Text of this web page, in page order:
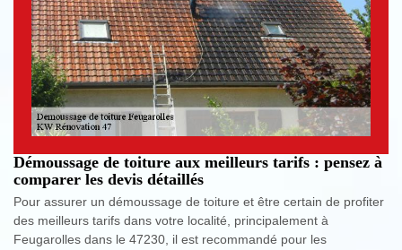
Démoussage de toiture aux meilleurs tarifs : pensez à
comparer les devis détaillés
Pour assurer un démoussage de toiture et être certain de profiter
des meilleurs tarifs dans votre localité, principalement à
Feugarolles dans le 47230, il est recommandé pour les